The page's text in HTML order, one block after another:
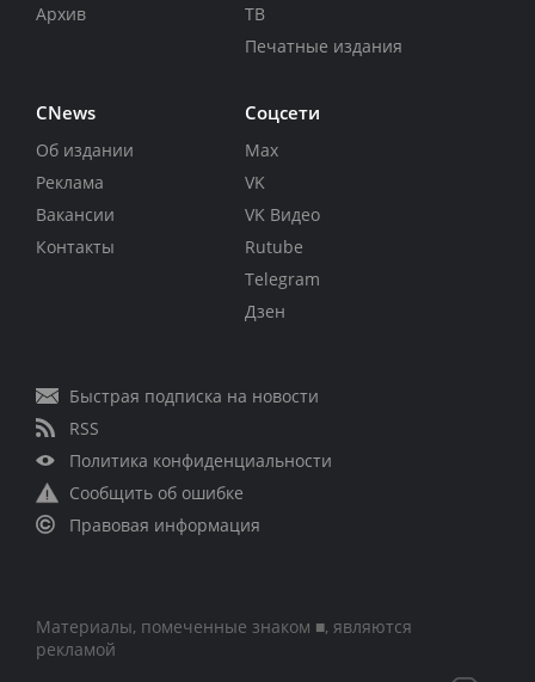
Архив
ТВ
Печатные издания
CNews
Об издании
Реклама
Вакансии
Контакты
Соцсети
Max
VK
VK Видео
Rutube
Telegram
Дзен
Быстрая подписка на новости
RSS
Политика конфиденциальности
Сообщить об ошибке
Правовая информация
Материалы, помеченные знаком ■, являются
рекламой